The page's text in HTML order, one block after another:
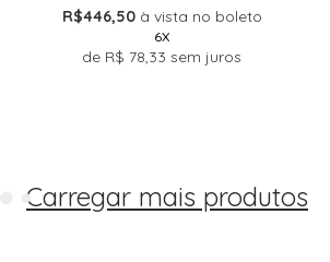
R$446,50 à vista no boleto
6X
de R$ 78,33 sem juros
Carregar mais produtos